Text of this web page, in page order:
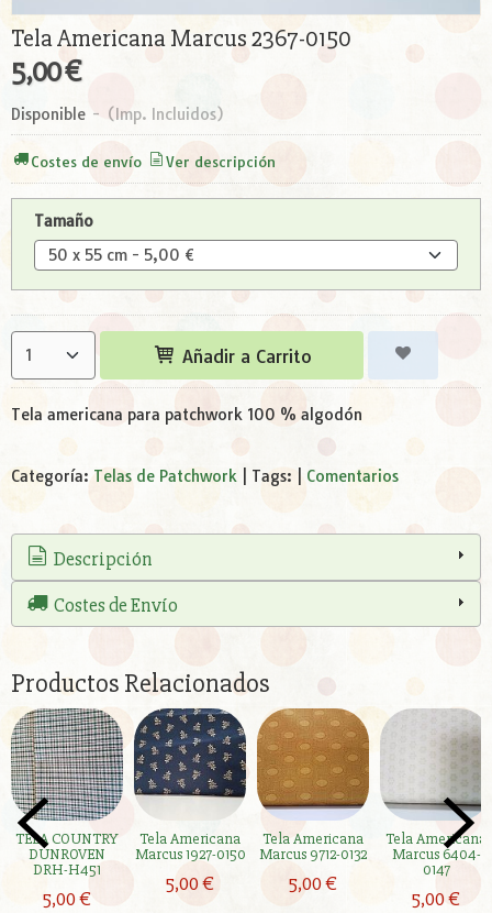
Tela Americana Marcus 2367-0150
5,00 €
Disponible - (Imp. Incluidos)
Costes de envío Ver descripción
Tamaño
Añadir a Carrito
Tela americana para patchwork 100 % algodón
Categoría: Telas de Patchwork Tags: Comentarios
Descripción
Costes de Envío
Productos Relacionados
TELA COUNTRY
DUNROVEN
DRH-H451
5,00 €
Tela Americana
Marcus 1927-0150
5,00 €
Tela Americana
Marcus 9712-0132
5,00 €
Tela Americana
Marcus 6404-
0147
5,00 €